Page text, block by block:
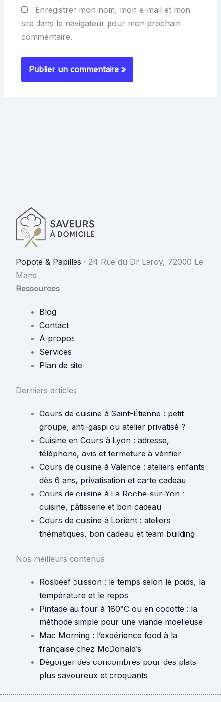
Enregistrer mon nom, mon e-mail et mon
site dans le navigateur pour mon prochain
commentaire.
Popote & Papilles · 24 Rue du Dr Leroy, 72000 Le
Mans
Ressources
Blog
Contact
À propos
Services
Plan de site
Derniers articles
Cours de cuisine à Saint-Étienne : petit
groupe, anti-gaspi ou atelier privatisé ?
Cuisine en Cours à Lyon : adresse,
téléphone, avis et fermeture à vérifier
Cours de cuisine à Valence : ateliers enfants
dès 6 ans, privatisation et carte cadeau
Cours de cuisine à La Roche-sur-Yon :
cuisine, pâtisserie et bon cadeau
Cours de cuisine à Lorient : ateliers
thématiques, bon cadeau et team building
Nos meilleurs contenus
Rosbeef cuisson : le temps selon le poids, la
température et le repos
Pintade au four à 180°C ou en cocotte : la
méthode simple pour une viande moelleuse
Mac Morning : l’expérience food à la
française chez McDonald’s
Dégorger des concombres pour des plats
plus savoureux et croquants